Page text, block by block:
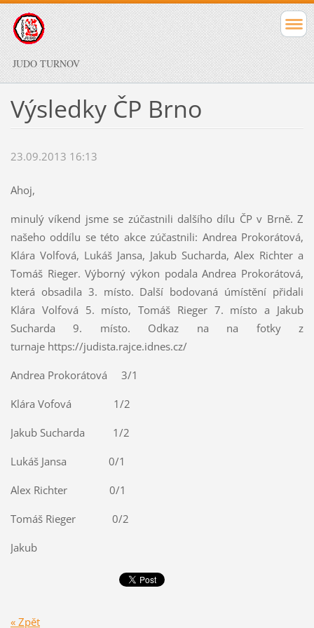
JUDO TURNOV
Výsledky ČP Brno
23.09.2013 16:13
Ahoj,
minulý víkend jsme se zúčastnili dalšího dílu ČP v Brně. Z
našeho oddílu se této akce zúčastnili: Andrea Prokorátová,
Klára Volfová, Lukáš Jansa, Jakub Sucharda, Alex Richter a
Tomáš Rieger. Výborný výkon podala Andrea Prokorátová,
která obsadila 3. místo. Další bodovaná úmístění přidali
Klára Volfová 5. místo, Tomáš Rieger 7. místo a Jakub
Sucharda 9. místo. Odkaz na na fotky z
turnaje https://judista.rajce.idnes.cz/
Andrea Prokorátová 3/1
Klára Vofová 1/2
Jakub Sucharda 1/2
Lukáš Jansa 0/1
Alex Richter 0/1
Tomáš Rieger 0/2
Jakub
« Zpět